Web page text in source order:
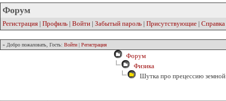
Форум
Регистрация | Профиль | Войти | Забытый пароль | Присутствующие | Справка
» Добро пожаловать, Гость: Войти | Регистрация
Форум
Физика
Шутка про прецессию